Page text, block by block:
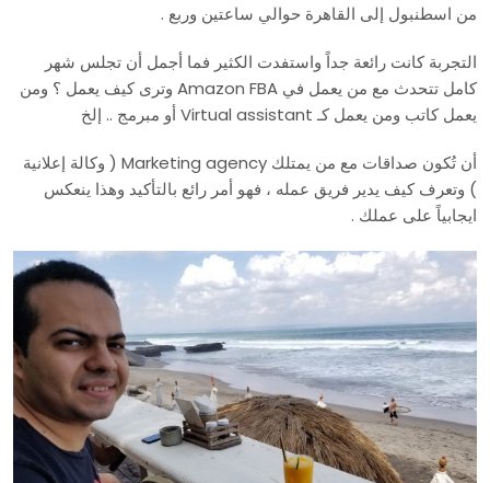
من اسطنبول إلى القاهرة حوالي ساعتين وربع .
التجربة كانت رائعة جداً واستفدت الكثير فما أجمل أن تجلس شهر
كامل تتحدث مع من يعمل في Amazon FBA وترى كيف يعمل ؟ ومن
يعمل كاتب ومن يعمل كـ Virtual assistant أو مبرمج .. إلخ
أن تُكون صداقات مع من يمتلك Marketing agency ( وكالة إعلانية
) وتعرف كيف يدير فريق عمله ، فهو أمر رائع بالتأكيد وهذا ينعكس
ايجابياً على عملك .